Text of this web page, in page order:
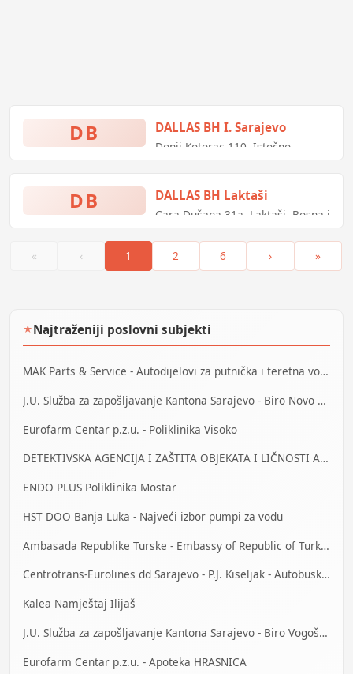
DB DALLAS BH I. Sarajevo
Donji Kotorac 110, Istočno
DB DALLAS BH Laktaši
Cara Dušana 31a, Laktaši, Bosna i
«
‹ 1 2 6 › »
★Najtraženiji poslovni subjekti
MAK Parts & Service - Autodijelovi za putnička i teretna vozila Gračanica
J.U. Služba za zapošljavanje Kantona Sarajevo - Biro Novo Sarajevo
Eurofarm Centar p.z.u. - Poliklinika Visoko
DETEKTIVSKA AGENCIJA I ZAŠTITA OBJEKATA I LIČNOSTI ALFA DM Travnik
ENDO PLUS Poliklinika Mostar
HST DOO Banja Luka - Najveći izbor pumpi za vodu
Ambasada Republike Turske - Embassy of Republic of Turkey
Centrotrans-Eurolines dd Sarajevo - P.J. Kiseljak - Autobuska stanica
Kalea Namještaj Ilijaš
J.U. Služba za zapošljavanje Kantona Sarajevo - Biro Vogošća
Eurofarm Centar p.z.u. - Apoteka HRASNICA